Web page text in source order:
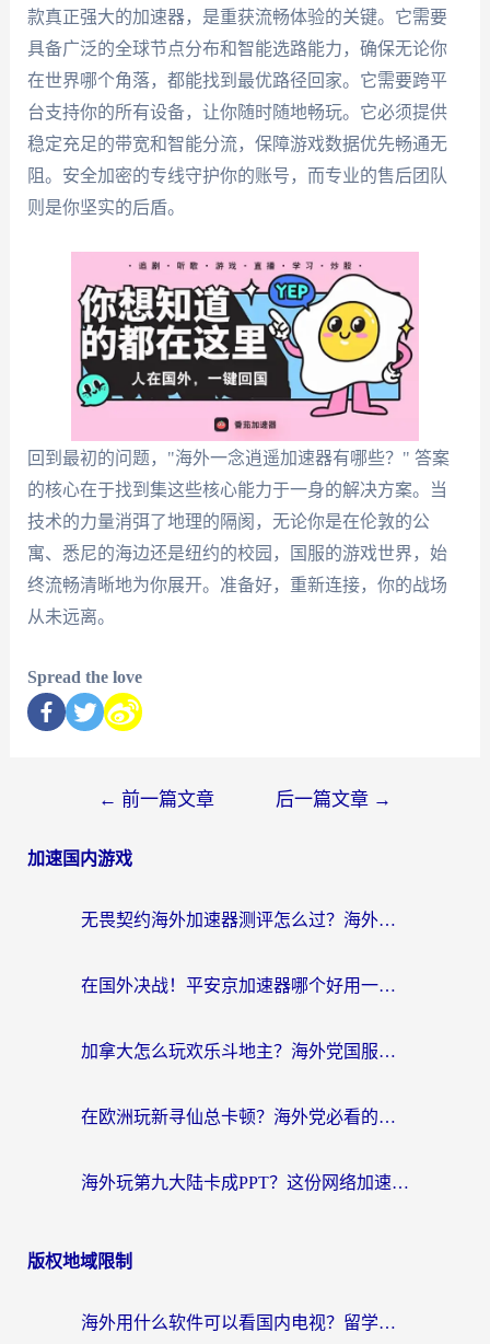
款真正强大的加速器，是重获流畅体验的关键。它需要
具备广泛的全球节点分布和智能选路能力，确保无论你
在世界哪个角落，都能找到最优路径回家。它需要跨平
台支持你的所有设备，让你随时随地畅玩。它必须提供
稳定充足的带宽和智能分流，保障游戏数据优先畅通无
阻。安全加密的专线守护你的账号，而专业的售后团队
则是你坚实的后盾。
回到最初的问题，"海外一念逍遥加速器有哪些？" 答案
的核心在于找到集这些核心能力于一身的解决方案。当
技术的力量消弭了地理的隔阂，无论你是在伦敦的公
寓、悉尼的海边还是纽约的校园，国服的游戏世界，始
终流畅清晰地为你展开。准备好，重新连接，你的战场
从未远离。
Spread the love
← 前一篇文章 后一篇文章 →
加速国内游戏
无畏契约海外加速器测评怎么过？海外玩家亲测实用指南（附小众技巧）
在国外决战！平安京加速器哪个好用一点？老玩家亲测番茄加速器全解析
加拿大怎么玩欢乐斗地主？海外党国服游戏加速终极指南（附绝地求生未来之役300英雄实测）
在欧洲玩新寻仙总卡顿？海外党必看的国服游戏加速全攻略
海外玩第九大陆卡成PPT？这份网络加速指南帮你丝滑上分
版权地域限制
海外用什么软件可以看国内电视？留学生亲测有效的追剧自由指南